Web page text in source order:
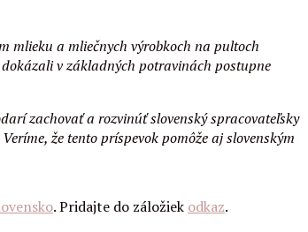
mlieku a mliečnych výrobkoch na pultoch
v základných potravinách postupne
zachovať a rozvinúť slovenský spracovateľsky
že tento príspevok pomôže aj slovenským
. Pridajte do záložiek odkaz.